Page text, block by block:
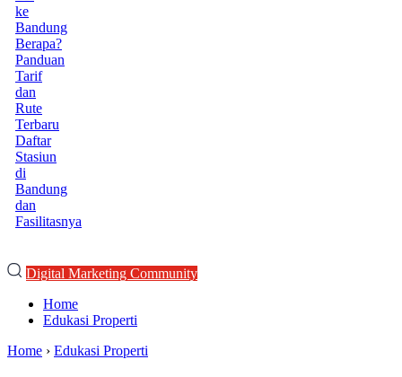
ke
Bandung
Berapa?
Panduan
Tarif
dan
Rute
Terbaru
Daftar
Stasiun
di
Bandung
dan
Fasilitasnya
Digital Marketing Community
Home
Edukasi Properti
Home › Edukasi Properti